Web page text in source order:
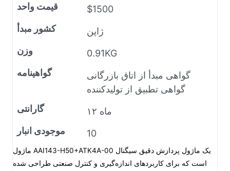
قیمت واحد
$1500
کشور مبدأ
ژاپن
وزن
0.91KG
گواهینامه
گواهی مبدأ از اتاق بازرگانی
گواهی تطبیق از تولیدکننده
گارانتی
۱۲ ماه
موجودی انبار
10
ماژول AAI143-H50+ATK4A-00 یک ماژول پردازش دقیق سیگنال
است که برای کاربردهای اندازه‌گیری و کنترل صنعتی طراحی شده